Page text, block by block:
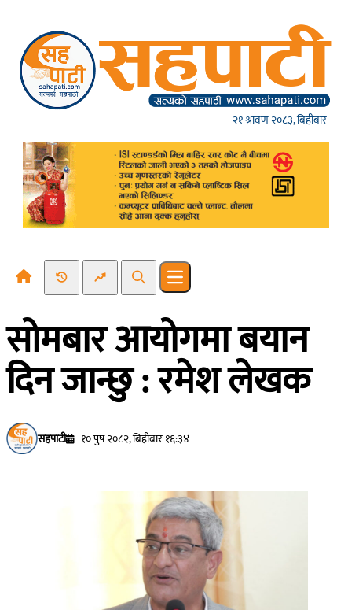
२१ श्रावण २०८३, बिहीबार
Recent NewsTrending News
SearchOpen main menu
सोमबार आयोगमा बयान
दिन जान्छु : रमेश लेखक
सहपाटी १० पुष २०८२, बिहीबार १६:३४